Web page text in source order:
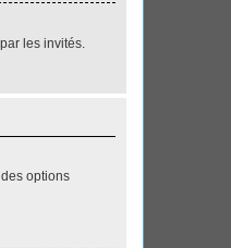
les invités.
options